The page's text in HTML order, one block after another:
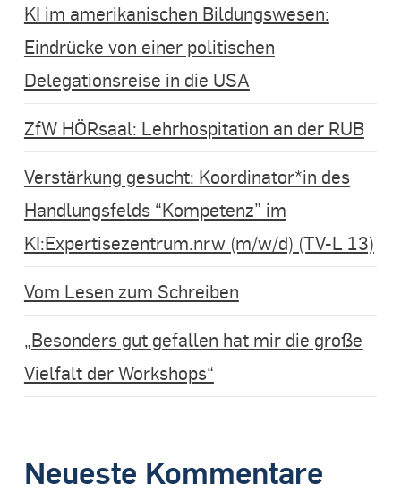
KI im amerikanischen Bildungswesen:
Eindrücke von einer politischen
Delegationsreise in die USA
ZfW HÖRsaal: Lehrhospitation an der RUB
Verstärkung gesucht: Koordinator*in des
Handlungsfelds “Kompetenz” im
KI:Expertisezentrum.nrw (m/w/d) (TV-L 13)
Vom Lesen zum Schreiben
„Besonders gut gefallen hat mir die große
Vielfalt der Workshops“
Neueste Kommentare